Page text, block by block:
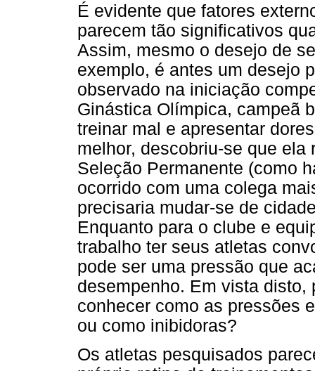
É evidente que fatores
parecem tão significativos
Assim, mesmo o desejo de
exemplo, é antes um desejo
observado na iniciação
Ginástica Olímpica, campeã
treinar mal e apresentar
melhor, descobriu-se que
Seleção Permanente (como
ocorrido com uma colega
precisaria mudar-se de
Enquanto para o clube e
trabalho ter seus atletas
pode ser uma pressão que
desempenho. Em vista
conhecer como as pressões
ou como inibidoras?
Os atletas pesquisados